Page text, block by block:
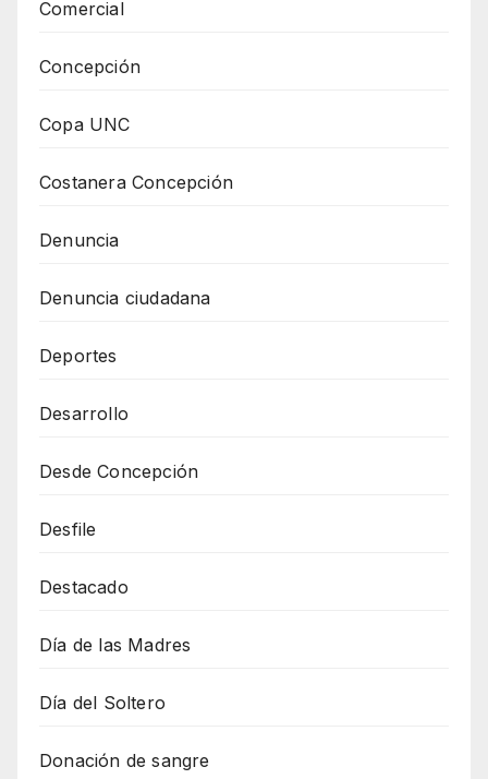
Comercial
Concepción
Copa UNC
Costanera Concepción
Denuncia
Denuncia ciudadana
Deportes
Desarrollo
Desde Concepción
Desfile
Destacado
Día de las Madres
Día del Soltero
Donación de sangre